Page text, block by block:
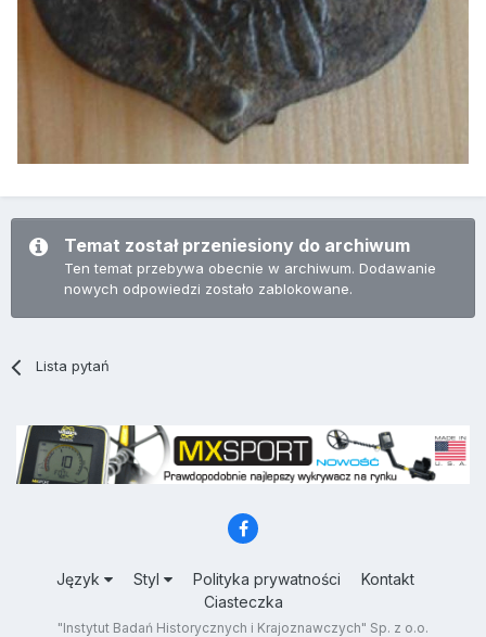
Temat został przeniesiony do archiwum
Ten temat przebywa obecnie w archiwum. Dodawanie
nowych odpowiedzi zostało zablokowane.
Lista pytań
Język Styl Polityka prywatności
Kontakt
Ciasteczka
"Instytut Badań Historycznych i Krajoznawczych" Sp. z o.o.